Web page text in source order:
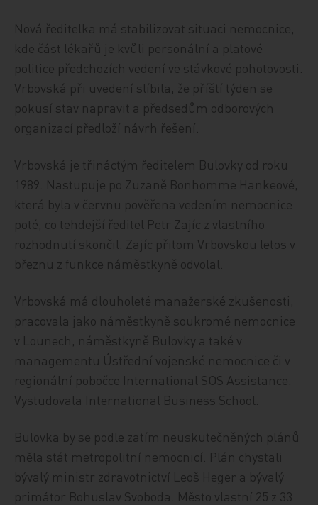
Nová ředitelka má stabilizovat situaci nemocnice,
kde část lékařů je kvůli personální a platové
politice předchozích vedení ve stávkové pohotovosti.
Vrbovská při uvedení slíbila, že příští týden se
pokusí stav napravit a předsedům odborových
organizací předloží návrh řešení.
Vrbovská je třináctým ředitelem Bulovky od roku
1989. Nastupuje po Zuzaně Bonhomme Hankeové,
která byla v červnu pověřena vedením nemocnice
poté, co tehdejší ředitel Petr Zajíc z vlastního
rozhodnutí skončil. Zajíc přitom Vrbovskou letos v
březnu z funkce náměstkyně odvolal.
Vrbovská má dlouholeté manažerské zkušenosti,
pracovala jako náměstkyně soukromé nemocnice
v Lounech, náměstkyně Bulovky a také v
managementu Ústřední vojenské nemocnice či v
regionální pobočce International SOS Assistance.
Vystudovala International Business School.
Bulovka by se podle zatím neuskutečněných plánů
měla stát metropolitní nemocnicí. Plán chystali
bývalý ministr zdravotnictví Leoš Heger a bývalý
primátor Bohuslav Svoboda. Město vlastní 25 z 33